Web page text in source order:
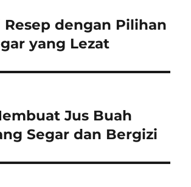
Resep dengan Pilihan
yang Lezat
Jus Buah
Segar dan Bergizi